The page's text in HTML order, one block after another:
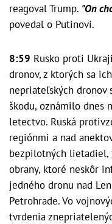
reagoval Trump. "On
povedal o Putinovi.
8:59 Rusko proti
dronov, z ktorých sa
nepriateľských dronov
škodu, oznámilo dnes
letectvo. Ruská
regiónmi a nad
bezpilotných lietadiel,
obrany, ktoré neskôr
jedného dronu nad
Petrohrade. Vo
tvrdenia